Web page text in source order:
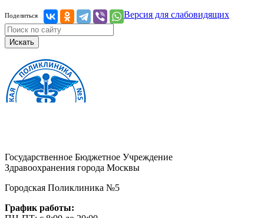
Поделиться Версия для слабовидящих
Искать
Государственное Бюджетное Учреждение
Здравоохранения города Москвы
Городская Поликлиника №5
График работы: